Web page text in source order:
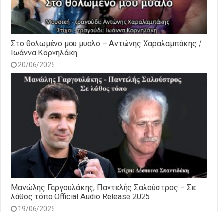
Στο θολωμένο μου μυαλό – Αντώνης Χαραλαμπάκης /
Ιωάννα Κορνηλάκη.
20/06/2025
Μανώλης Γαργουλάκης, Παντελής Σαλούστρος – Σε
λάθος τόπο Official Audio Release 2025
19/06/2025